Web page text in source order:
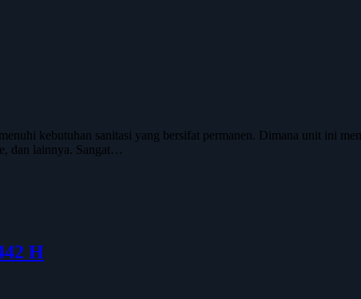
kebutuhan sanitasi yang bersifat permanen. Dimana unit ini
dan lainnya. Sangat…
H